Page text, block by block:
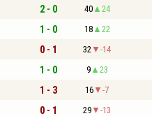
2 - 0 40 24
1 - 0 18 22
0 - 1 32 -14
1 - 0 9 23
1 - 3 16 -7
0 - 1 29 -13